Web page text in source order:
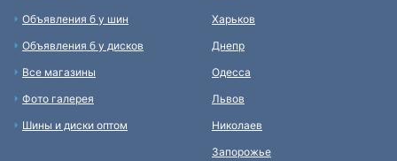
Объявления б у шин
Объявления б у дисков
Все магазины
Фото галерея
Шины и диски оптом
Харьков
Днепр
Одесса
Львов
Николаев
Запорожье